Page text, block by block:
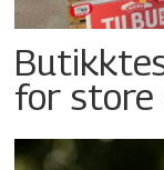
for store